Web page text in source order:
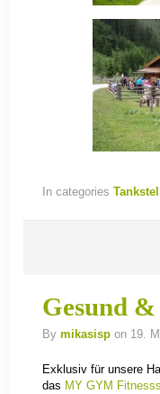
In categories
Gesund
Bymikasisp on 19.
Exklusiv für unsere
das MY GYM